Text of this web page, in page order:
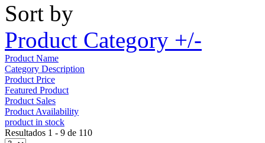
Sort by
Product Category +/-
Product Name
Category Description
Product Price
Featured Product
Product Sales
Product Availability
product in stock
Resultados 1 - 9 de 110